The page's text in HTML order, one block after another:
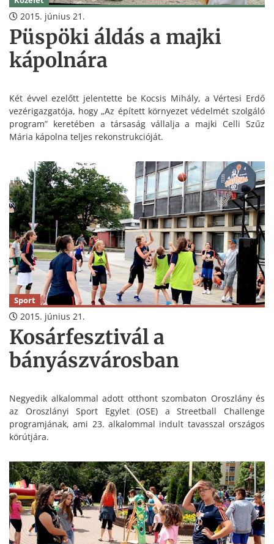
2015. június 21.
Püspöki áldás a majki
kápolnára
Két évvel ezelőtt jelentette be Kocsis Mihály, a Vértesi Erdő
vezérigazgatója, hogy „Az épített környezet védelmét szolgáló
program” keretében a társaság vállalja a majki Celli Szűz
Mária kápolna teljes rekonstrukcióját.
Sport
2015. június 21.
Kosárfesztivál a
bányászvárosban
Negyedik alkalommal adott otthont szombaton Oroszlány és
az Oroszlányi Sport Egylet (OSE) a Streetball Challenge
programjának, ami 23. alkalommal indult tavasszal országos
körútjára.